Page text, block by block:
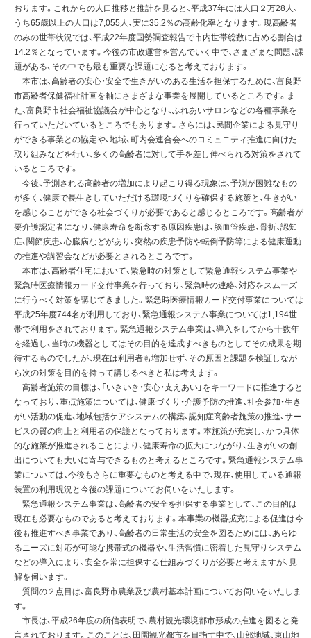
おります。これからの人口推移と推計を見ると、平成37年には人口２万28人、
うち65歳以上の人口は7,055人、実に35.2％の高齢化率となります。現高齢者
のみの世帯状況では、平成22年度国勢調査報告で市内世帯総数に占める割合は
14.2％となっています。今後の市政運営を営んでいく中で、さまざまな問題、課
題がある、その中でも最も重要な課題になると考えております。
本市は、高齢者の安心・安全で生きがいのある生活を担保するために、富良野
市高齢者保健福祉計画を軸にさまざまな事業を展開しているところです。ま
た、富良野市社会福祉協議会が中心となり、ふれあいサロンなどの各種事業を
行っていただいているところでもあります。さらには、民間企業による見守り
ができる事業との協定や、地域、町内会連合会へのコミュニティ推進に向けた
取り組みなどを行い、多くの高齢者に対して手を差し伸べられる対策をされて
いるところです。
今後、予測される高齢者の増加により起こり得る現象は、予測が困難なもの
が多く、健康で長生きしていただける環境づくりを確保する施策と、生きがい
を感じることができる社会づくりが必要であると感じるところです。高齢者が
要介護認定者になり、健康寿命を断念する原因疾患は、脳血管疾患、骨折、認知
症、関節疾患、心臓病などがあり、突然の疾患予防や転倒予防等による健康運動
の推進や講習会などが必要とされるところです。
本市は、高齢者住宅において、緊急時の対策として緊急通報システム事業や
緊急時医療情報カード交付事業を行っており、緊急時の連絡、対応をスムーズ
に行うべく対策を講じてきました。緊急時医療情報カード交付事業については
平成25年度744名が利用しており、緊急通報システム事業については1,194世
帯で利用をされております。緊急通報システム事業は、導入をしてから十数年
を経過し、当時の機器としてはその目的を達成すべきものとしてその成果を期
待するものでしたが、現在は利用者も増加せず、その原因と課題を検証しなが
ら次の対策を目的を持って講じるべきと私は考えます。
高齢者施策の目標は、「いきいき・安心・支えあい」をキーワードに推進すると
なっており、重点施策については、健康づくり・介護予防の推進、社会参加・生き
がい活動の促進、地域包括ケアシステムの構築、認知症高齢者施策の推進、サー
ビスの質の向上と利用者の保護となっております。本施策が充実し、かつ具体
的な施策が推進されることにより、健康寿命の拡大につながり、生きがいの創
出についても大いに寄与できるものと考えるところです。緊急通報システム事
業については、今後もさらに重要なものと考える中で、現在、使用している通報
装置の利用現況と今後の課題についてお伺いをいたします。
緊急通報システム事業は、高齢者の安全を担保する事業として、この目的は
現在も必要なものであると考えております。本事業の機器拡充による促進は今
後も推進すべき事業であり、高齢者の日常生活の安全を図るためには、あらゆ
るニーズに対応が可能な携帯式の機器や、生活習慣に密着した見守りシステム
などの導入により、安全を常に担保する仕組みづくりが必要と考えますが、見
解を伺います。
質問の２点目は、富良野市農業及び農村基本計画についてお伺いをいたしま
す。
市長は、平成26年度の所信表明で、農村観光環境都市形成の推進を図ると発
言されております。このことは、田園観光都市を目指す中で、山部地域、東山地